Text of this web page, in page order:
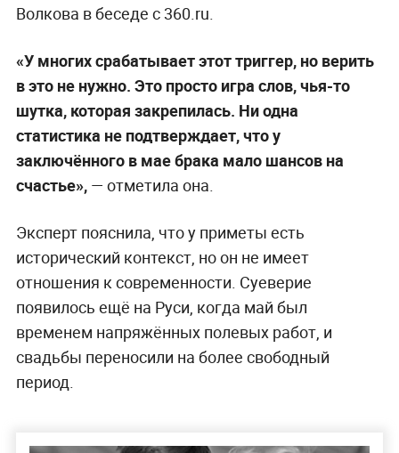
Волкова в беседе с 360.ru.
«У многих срабатывает этот триггер, но верить
в это не нужно. Это просто игра слов, чья-то
шутка, которая закрепилась. Ни одна
статистика не подтверждает, что у
заключённого в мае брака мало шансов на
счастье»,— отметила она.
Эксперт пояснила, что у приметы есть
исторический контекст, но он не имеет
отношения к современности. Суеверие
появилось ещё на Руси, когда май был
временем напряжённых полевых работ, и
свадьбы переносили на более свободный
период.